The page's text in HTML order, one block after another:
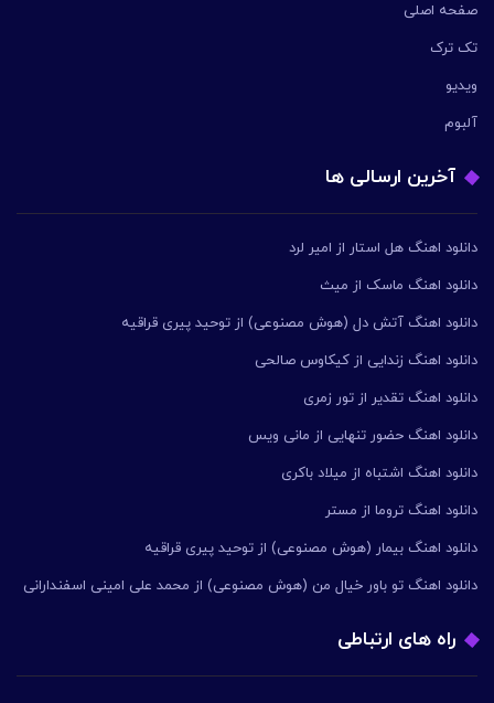
صفحه اصلی
تک ترک
ویدیو
آلبوم
آخرین ارسالی ها
دانلود اهنگ هل استار از امیر لرد
دانلود اهنگ ماسک از میث
دانلود اهنگ آتش دل (هوش مصنوعی) از توحید پیری قراقیه
دانلود اهنگ زندایی از کیکاوس صالحی
دانلود اهنگ تقدیر از تور زمری
دانلود اهنگ حضور تنهایی از مانی ویس
دانلود اهنگ اشتباه از میلاد باکری
دانلود اهنگ تروما از مستر
دانلود اهنگ بیمار (هوش مصنوعی) از توحید پیری قراقیه
دانلود اهنگ تو باور خیال من (هوش مصنوعی) از محمد علی امینی اسفندارانی
راه های ارتباطی